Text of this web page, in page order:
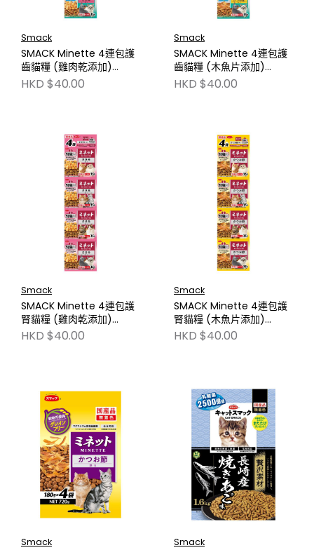
Smack
SMACK Minette 4連包護
齒貓糧 (雞肉乾添加)
35gx4 SM2381
HKD $40.00
Smack
SMACK Minette 4連包護
齒貓糧 (木魚片添加)
35gx4 SM2380
HKD $40.00
Smack
SMACK Minette 4連包護
腎貓糧 (雞肉乾添加)
35gx4 SM2377
HKD $40.00
Smack
SMACK Minette 4連包護
腎貓糧 (木魚片添加)
35gx4 SM2376
HKD $40.00
Smack Smack